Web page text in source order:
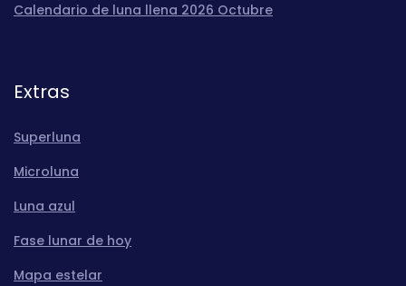
Calendario de luna llena 2026 Octubre
Extras
Superluna
Microluna
Luna azul
Fase lunar de hoy
Mapa estelar